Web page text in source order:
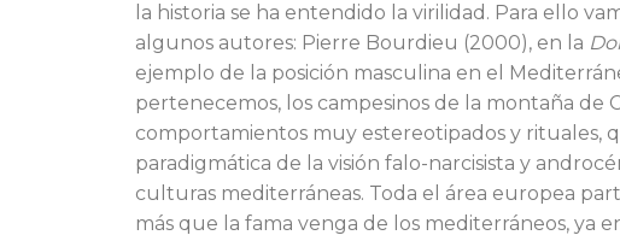
la historia se ha entendido la vi­rilidad. Para ello
algunos autores: Pierre Bour­dieu (2000), en la
ejemplo de la posición masculina en el
pertenecemos, los campesinos de la montaña de
comportamientos muy este­reotipados y rituales,
paradigmática de la visión falo-narcisista y
culturas mediterrá­neas. Toda el área europea
más que la fama venga de los mediterráneos, ya